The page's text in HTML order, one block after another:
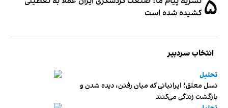
۵ کشیده شده است
انتخاب سردبیر
تحلیل
نسل معلق؛ ایرانیانی که میان رفتن، دیده شدن و
بازگشت زندگی می‌کنند